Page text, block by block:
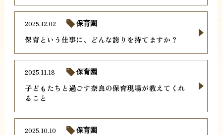
保育という仕事に、どんな誇りを持てますか？
2025.12.02 保育園
子どもたちと過ごす奈良の保育現場が教えてくれ
ること
2025.11.18 保育園
2025.10.10 保育園